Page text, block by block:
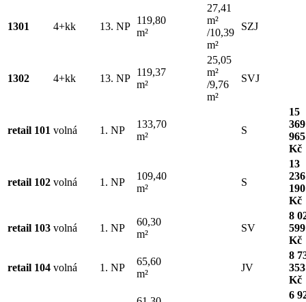
1301 4+kk 13. NP
119,80
m²
27,41
m²
/10,39
m²
SZJ
1302 4+kk 13. NP
119,37
m²
25,05
m²
/9,76
m²
SVJ
retail 101 volná 1. NP
133,70
m²
S
15
369
965
Kč
retail 102 volná 1. NP
109,40
m²
S
13
236
190
Kč
retail 103 volná 1. NP
60,30
m²
SV
8
599
Kč
retail 104 volná 1. NP
65,60
m²
JV
8
353
Kč
6